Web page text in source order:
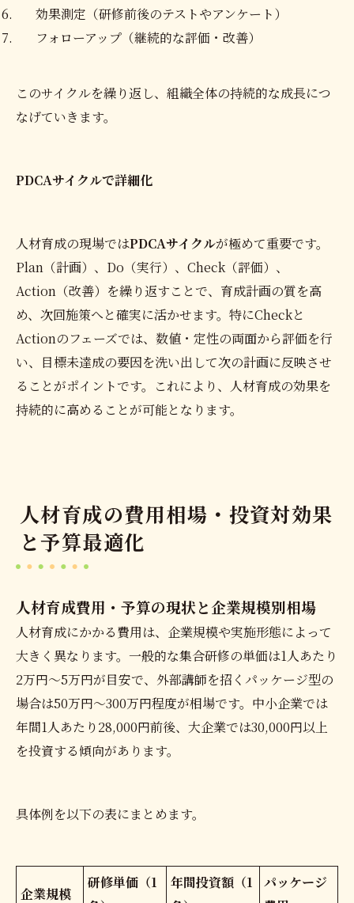
効果測定（研修前後のテストやアンケート）
フォローアップ（継続的な評価・改善）
このサイクルを繰り返し、組織全体の持続的な成長につ
なげていきます。
PDCAサイクルで詳細化
人材育成の現場ではPDCAサイクルが極めて重要です。
Plan（計画）、Do（実行）、Check（評価）、
Action（改善）を繰り返すことで、育成計画の質を高
め、次回施策へと確実に活かせます。特にCheckと
Actionのフェーズでは、数値・定性の両面から評価を行
い、目標未達成の要因を洗い出して次の計画に反映させ
ることがポイントです。これにより、人材育成の効果を
持続的に高めることが可能となります。
人材育成の費用相場・投資対効果
と予算最適化
人材育成費用・予算の現状と企業規模別相場
人材育成にかかる費用は、企業規模や実施形態によって
大きく異なります。一般的な集合研修の単価は1人あたり
2万円〜5万円が目安で、外部講師を招くパッケージ型の
場合は50万円〜300万円程度が相場です。中小企業では
年間1人あたり28,000円前後、大企業では30,000円以上
を投資する傾向があります。
具体例を以下の表にまとめます。
企業規模
研修単価（1
年間投資額（1
パッケージ